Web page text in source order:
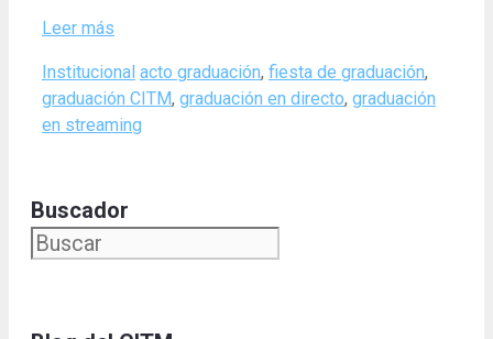
Leer más
Categories
Institucional Tags
acto graduación, fiesta de graduación,
graduación CITM, graduación en directo, graduación
en streaming
Buscador